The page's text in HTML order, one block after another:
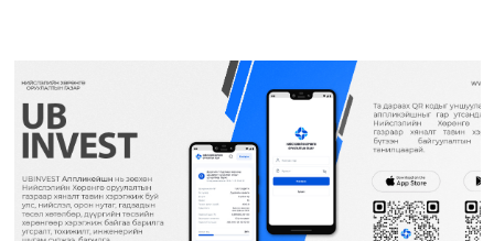
Арьс ширний ажилчдын орон сууцны барилгын их засварын ажил
(Улаанбаатар хот, Хан-Уул дүүргийн 5 дугаар хороо)
Сургуулийн барилга, 960 суудал (Улаанбаатар, Баянзүрх дүүрэг, 2 дугаар
Гамшигт өртсөн 207 дугаар байр (Улаанбаатар хот, Баянзүрх дүүрэг, 26